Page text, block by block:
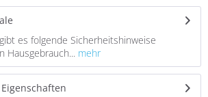
es folgende Sicherheitshinweise
Hausgebrauch... mehr